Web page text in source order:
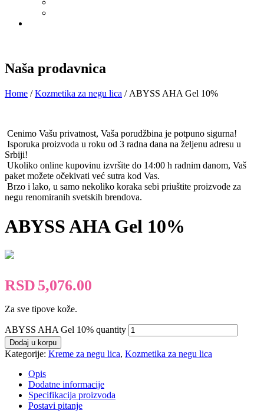
Naša prodavnica
Home /Kozmetika za negu lica / ABYSS AHA Gel 10%
Cenimo Vašu privatnost, Vaša porudžbina je potpuno sigurna!
Isporuka proizvoda u roku od 3 radna dana na željenu adresu u
Srbiji!
Ukoliko online kupovinu izvršite do 14:00 h radnim danom, Vaš
paket možete očekivati već sutra kod Vas.
Brzo i lako, u samo nekoliko koraka sebi priuštite proizvode za
negu renomiranih svetskih brendova.
ABYSS AHA Gel 10%
RSD 5,076.00
Za sve tipove kože.
ABYSS AHA Gel 10% quantity
Dodaj u korpu
Kategorije: Kreme za negu lica, Kozmetika za negu lica
Opis
Dodatne informacije
Specifikacija proizvoda
Postavi pitanje